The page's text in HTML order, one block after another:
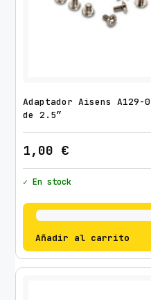
Adaptador Aisens
de 2.5″
1,00 €
✓ En stock
Añadir al carrito